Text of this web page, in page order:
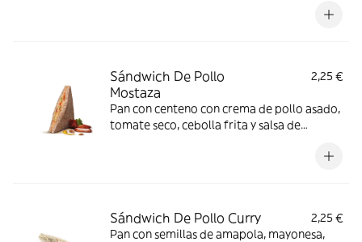
Sándwich De Pollo
Mostaza
2,25 €
Pan con centeno con crema de pollo asado,
tomate seco, cebolla frita y salsa de
Sándwich De Pollo Curry
2,25 €
Pan con semillas de amapola, mayonesa,